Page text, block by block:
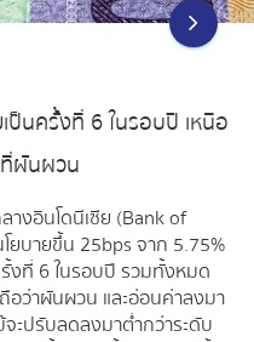
ป็นครั้งที่ 6 ในรอบปี เหนือ
ผันผวน
างอินโดนีเซีย (Bank of
ยบายขึ้น 25bps จาก 5.75%
งที่ 6 ในรอบปี รวมทั้งหมด
อว่าผันผวน และอ่อนค่าลงมา
ะปรับลดลงมาต่ำกว่าระดับ